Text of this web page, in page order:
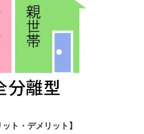
ト・デメリット】